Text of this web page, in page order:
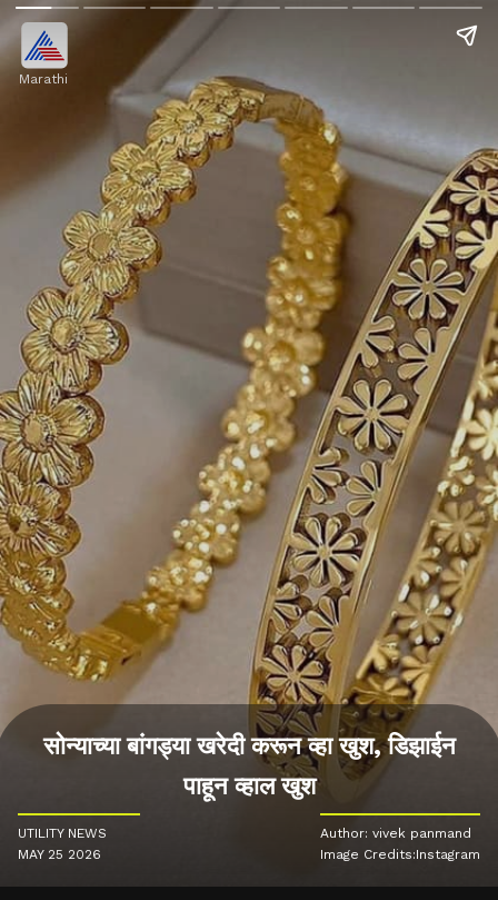
Marathi
सोन्याच्या बांगड्या खरेदी करून व्हा खुश, डिझाईन
पाहून व्हाल खुश
UTILITY NEWS
MAY 25 2026
Author: vivek panmand
Image Credits:Instagram